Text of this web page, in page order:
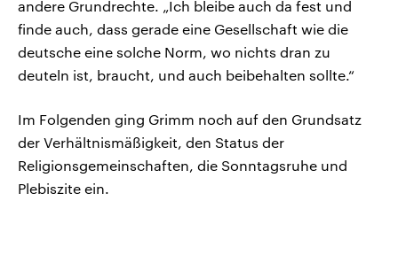
andere Grundrechte. „Ich bleibe auch da fest und
finde auch, dass gerade eine Gesellschaft wie die
deutsche eine solche Norm, wo nichts dran zu
deuteln ist, braucht, und auch beibehalten sollte.“
Im Folgenden ging Grimm noch auf den Grundsatz
der Verhältnismäßigkeit, den Status der
Religionsgemeinschaften, die Sonntagsruhe und
Plebiszite ein.